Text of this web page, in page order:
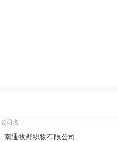
公司名
南通牧野织物有限公司